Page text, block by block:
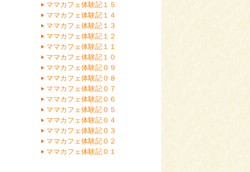
ママカフェ体験記１５
ママカフェ体験記１４
ママカフェ体験記１３
ママカフェ体験記１２
ママカフェ体験記１１
ママカフェ体験記１０
ママカフェ体験記０９
ママカフェ体験記０８
ママカフェ体験記０７
ママカフェ体験記０６
ママカフェ体験記０５
ママカフェ体験記０４
ママカフェ体験記０３
ママカフェ体験記０２
ママカフェ体験記０１